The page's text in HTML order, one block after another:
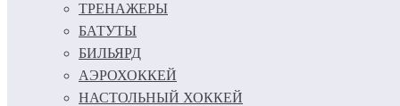
ТРЕНАЖЕРЫ
БАТУТЫ
БИЛЬЯРД
АЭРОХОККЕЙ
НАСТОЛЬНЫЙ ХОККЕЙ